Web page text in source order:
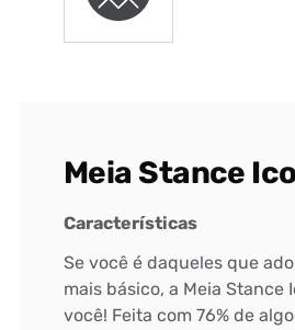
Meia Stance
Características
Se você é daqueles que
mais básico, a Meia Stance
você! Feita com 76% de